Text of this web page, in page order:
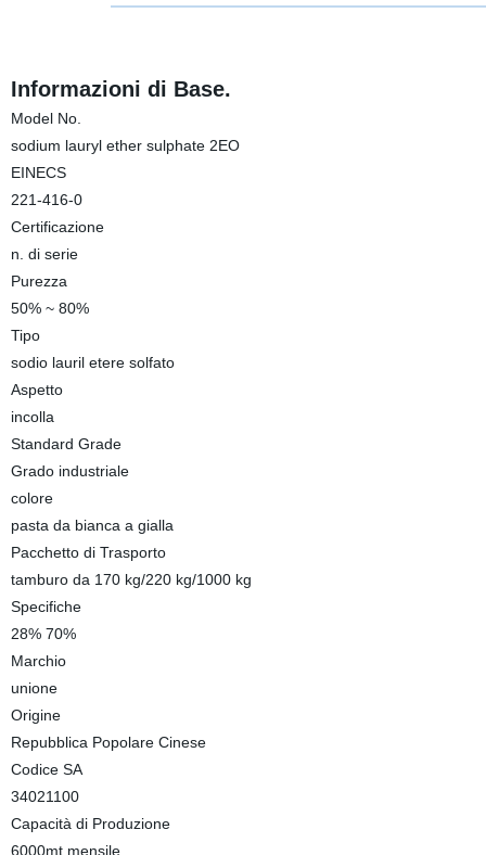
Informazioni di Base.
Model No.
sodium lauryl ether sulphate 2EO
EINECS
221-416-0
Certificazione
n. di serie
Purezza
50% ~ 80%
Tipo
sodio lauril etere solfato
Aspetto
incolla
Standard Grade
Grado industriale
colore
pasta da bianca a gialla
Pacchetto di Trasporto
tamburo da 170 kg/220 kg/1000 kg
Specifiche
28% 70%
Marchio
unione
Origine
Repubblica Popolare Cinese
Codice SA
34021100
Capacità di Produzione
6000mt mensile